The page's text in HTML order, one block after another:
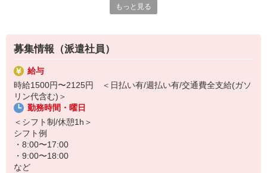
・食事や着替えなどの介助
・レクリエーションのサポート
など
未経験大歓迎！まずは送迎業務でご活躍していただき、徐々に活躍
の場を広げていただきます！
もちろん経験者も大歓迎◎サポート中心なので難しいことは特にあ
りません♪
「働くのは久しぶり…」というブランクがある方もOK！
もっと見る
募集情報（派遣社員）
給与
時給1500円〜2125円 ＜日払い有/週払い有/交通費全支給(ガソ
リン代含む)＞
勤務時間・曜日
＜シフト制/休憩1h＞
シフト例
・8:00〜17:00
・9:00〜18:00
など